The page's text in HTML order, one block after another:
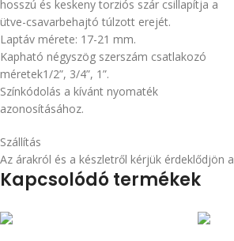
hosszú és keskeny torziós szár csillapítja a
ütve-csavarbehajtó túlzott erejét.
Laptáv mérete: 17-21 mm.
Kapható négyszög szerszám csatlakozó
méretek1/2”, 3/4”, 1”.
Színkódolás a kívánt nyomaték
azonosításához.
Szállítás
Az árakról és a készletről kérjük érdeklődjön a
Kapcsolódó termékek